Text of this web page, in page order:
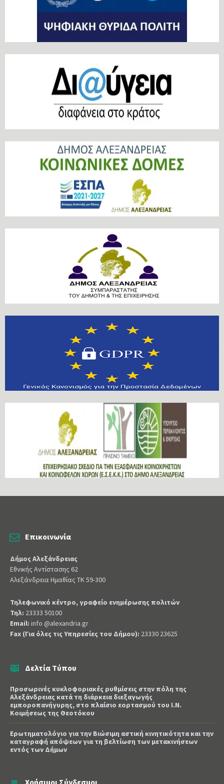
Επικοινωνία
Δήμος Αλεξάνδρειας
Εθνικής Αντίστασης 62
Αλεξάνδρεια Ημαθίας ΤΚ 59-300
Τηλεφωνικό κέντρο, γραφείο ενημέρωσης πολιτών
Τηλ: 23333 50100
Email: info @alexandria.gr
Fax (Για όλες τις Υπηρεσίες του Δήμου): 23330 23625
Δελτία Τύπου
Προσωρινές κυκλοφοριακές ρυθμίσεις στην πόλη της
Αλεξάνδρειας κατά τη διάρκεια διεξαγωγής
εμποροπανήγυρης, στο πλαίσιο εορτασμού του Ι.Ν.
Κοιμήσεως της Θεοτόκου
Ερωτηματολόγιο για την Βιώσιμη αστική κινητικότητα και την
καταγραφή απόψεων για τη βελτίωση των μετακινήσεων
εντός των Δήμων
Χρήσιμοι Σύνδεσμοι